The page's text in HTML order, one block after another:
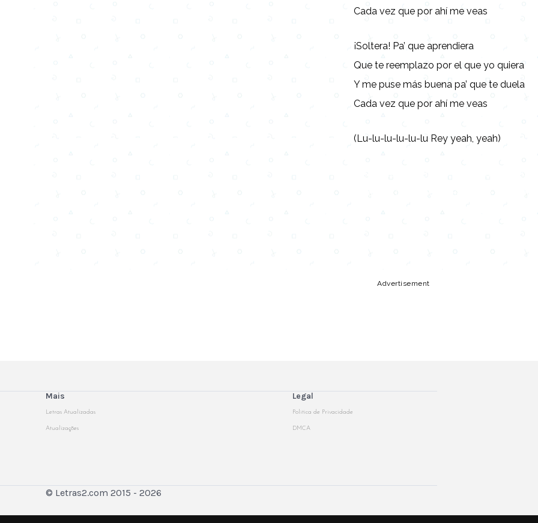
Cada vez que por ahí me veas
¡Soltera! Pa’ que aprendiera
Que te reemplazo por el que yo quiera
Y me puse más buena pa’ que te duela
Cada vez que por ahí me veas
(Lu-lu-lu-lu-lu-lu Rey yeah, yeah)
Advertisement
Mais
Letras Atualizadas
Atualizações
Legal
Politica de Privacidade
DMCA
© Letras2.com 2015 - 2026